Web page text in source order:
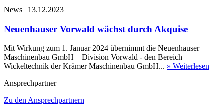
News | 13.12.2023
Neuenhauser Vorwald wächst durch Akquise
Mit Wirkung zum 1. Januar 2024 übernimmt die Neuenhauser
Maschinenbau GmbH – Division Vorwald - den Bereich
Wickeltechnik der Krämer Maschinenbau GmbH... » Weiterlesen
Ansprechpartner
Zu den Ansprechpartnern